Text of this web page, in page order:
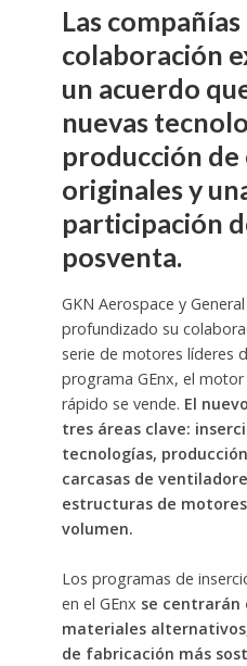
Las
colaboración
un acuerdo
nuevas
producción de
originales y
participación
posventa.
GKN Aerospace y
profundizado su
serie de motores líderes
programa GEnx, el
rápido se vende. El
tres áreas clave:
tecnologías,
carcasas de
estructuras de
volumen.
Los programas de
en el GEnx se centrarán
materiales
de fabricación más